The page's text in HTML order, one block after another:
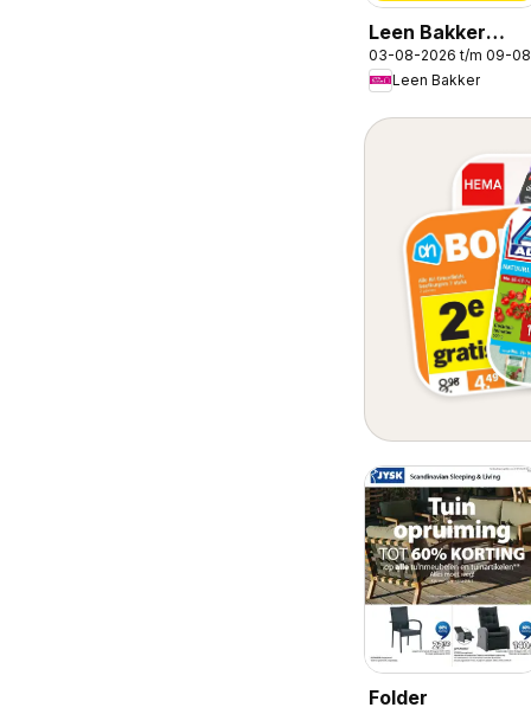
Leen Bakker
folder
03-08-2026 t/m 09-
Leen Bakker
Folder